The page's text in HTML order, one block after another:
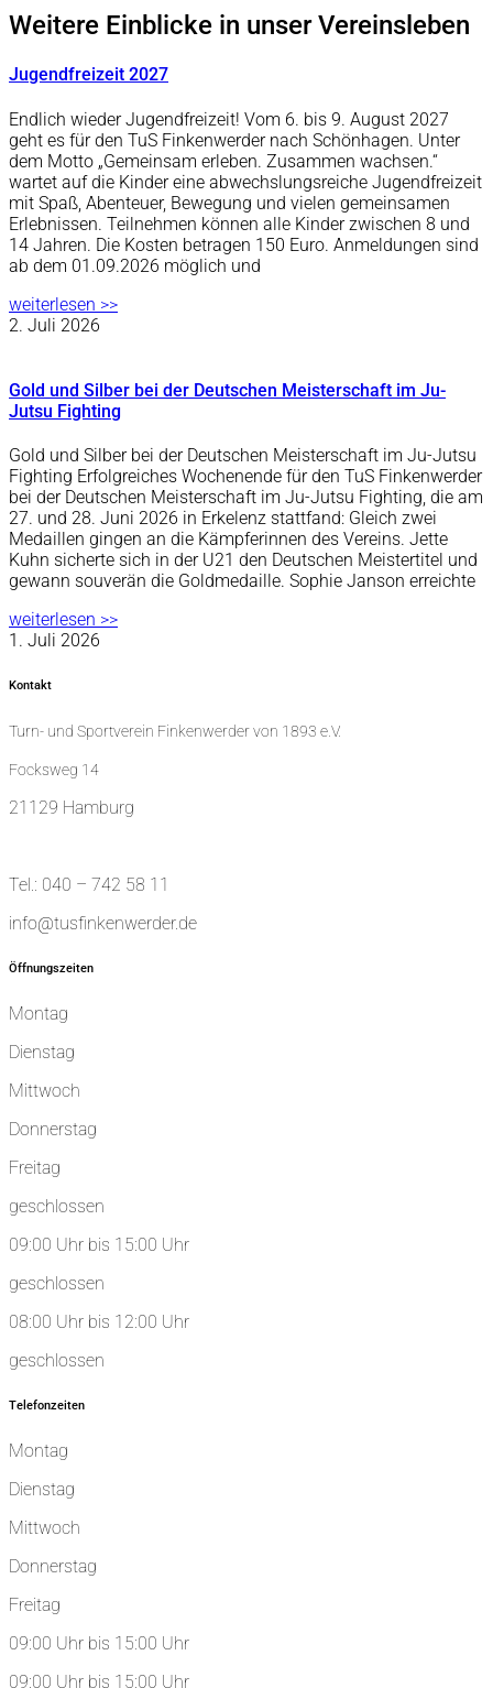
Weitere Einblicke in unser Vereinsleben
Jugendfreizeit 2027
Endlich wieder Jugendfreizeit! Vom 6. bis 9. August 2027
geht es für den TuS Finkenwerder nach Schönhagen. Unter
dem Motto „Gemeinsam erleben. Zusammen wachsen.“
wartet auf die Kinder eine abwechslungsreiche Jugendfreizeit
mit Spaß, Abenteuer, Bewegung und vielen gemeinsamen
Erlebnissen. Teilnehmen können alle Kinder zwischen 8 und
14 Jahren. Die Kosten betragen 150 Euro. Anmeldungen sind
ab dem 01.09.2026 möglich und
weiterlesen >>
2. Juli 2026
Gold und Silber bei der Deutschen Meisterschaft im Ju-
Jutsu Fighting
Gold und Silber bei der Deutschen Meisterschaft im Ju-Jutsu
Fighting Erfolgreiches Wochenende für den TuS Finkenwerder
bei der Deutschen Meisterschaft im Ju-Jutsu Fighting, die am
27. und 28. Juni 2026 in Erkelenz stattfand: Gleich zwei
Medaillen gingen an die Kämpferinnen des Vereins. Jette
Kuhn sicherte sich in der U21 den Deutschen Meistertitel und
gewann souverän die Goldmedaille. Sophie Janson erreichte
weiterlesen >>
1. Juli 2026
Kontakt
Turn- und Sportverein Finkenwerder von 1893 e.V.
Focksweg 14
21129 Hamburg
Tel.: 040 – 742 58 11
info@tusfinkenwerder.de
Öffnungszeiten
Montag
Dienstag
Mittwoch
Donnerstag
Freitag
geschlossen
09:00 Uhr bis 15:00 Uhr
geschlossen
08:00 Uhr bis 12:00 Uhr
geschlossen
Telefonzeiten
Montag
Dienstag
Mittwoch
Donnerstag
Freitag
09:00 Uhr bis 15:00 Uhr
09:00 Uhr bis 15:00 Uhr